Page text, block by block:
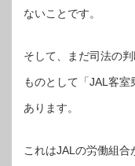
ないことです。
そして、まだ司法の
ものとして「JAL客
あります。
これはJALの労働組